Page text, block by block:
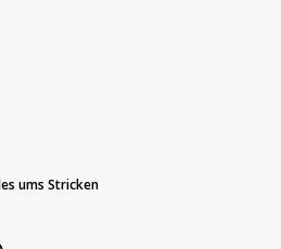
ums Stricken